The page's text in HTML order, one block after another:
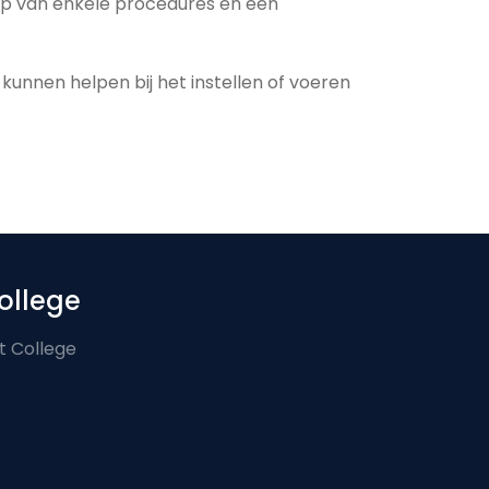
helpen bij het instellen of voeren
College